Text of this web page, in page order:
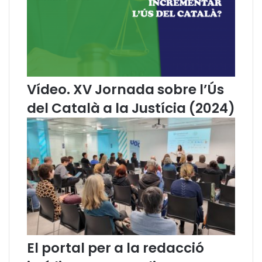
e
a
t
a
l
à
a
l
a
J
u
s
t
í
c
i
Vídeo. XV Jornada sobre l’Ús
del Català a la Justícia (2024)
El portal per a la redacció